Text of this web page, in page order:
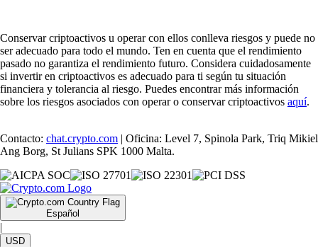
Conservar criptoactivos u operar con ellos conlleva riesgos y puede no
ser adecuado para todo el mundo. Ten en cuenta que el rendimiento
pasado no garantiza el rendimiento futuro. Considera cuidadosamente
si invertir en criptoactivos es adecuado para ti según tu situación
financiera y tolerancia al riesgo. Puedes encontrar más información
sobre los riesgos asociados con operar o conservar criptoactivos aquí.
Contacto: chat.crypto.com | Oficina: Level 7, Spinola Park, Triq Mikiel
Ang Borg, St Julians SPK 1000 Malta.
Español
|
USD